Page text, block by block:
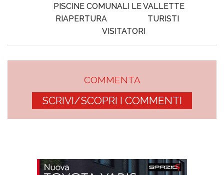
PISCINE COMUNALI LE VALLETTE
RIAPERTURA
TURISTI
VISITATORI
COMMENTA
SCRIVI/SCOPRI I COMMENTI